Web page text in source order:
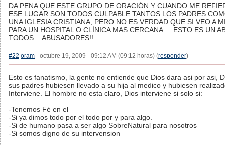
DA PENA QUE ESTE GRUPO DE ORACIÓN Y CUANDO ME
ESE LUGAR SON TODOS CULPABLE TANTOS LOS PADRES
UNA IGLESIA CRISTIANA, PERO NO ES VERDAD QUE SI VEO A
PARA UN HOSPITAL O CLÍNICA MAS CERCANA.....ESTO ES UN
TODOS....ABUSADORES!!
#22 oram - octubre 19, 2009 - 09:12 AM (09:12 horas) (responder)
Esto es fanatismo, la gente no entiende que Dios dara asi por asi,
sus padres hubiesen llevado a su hija al medico y hubiesen
Interviene. El hombre no esta claro, Dios interviene si solo si:
-Tenemos Fè en el
-Si ya dimos todo por el todo por y para algo.
-Si de humano pasa a ser algo SobreNatural para nosotros
-Si somos digno de su intervension